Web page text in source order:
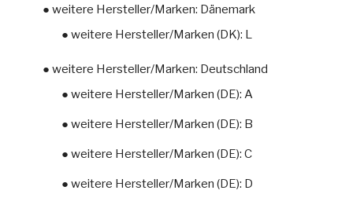
● weitere Hersteller/Marken: Dänemark
● weitere Hersteller/Marken (DK): L
● weitere Hersteller/Marken: Deutschland
● weitere Hersteller/Marken (DE): A
● weitere Hersteller/Marken (DE): B
● weitere Hersteller/Marken (DE): C
● weitere Hersteller/Marken (DE): D